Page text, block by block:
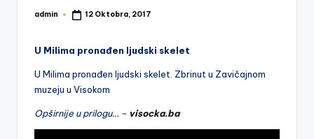
Posted
admin 12 Oktobra, 2017
U Milima pronađen ljudski skelet
U Milima pronađen ljudski skelet. Zbrinut u Zavičajnom
muzeju u Visokom
Opširnije u prilogu… – visocka.ba